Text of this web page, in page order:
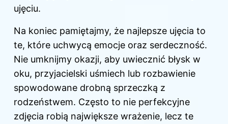
ujęciu.
Na koniec pamiętajmy, że najlepsze ujęcia to
te, które uchwycą emocje oraz serdeczność.
Nie umknijmy okazji, aby uwiecznić błysk w
oku, przyjacielski uśmiech lub rozbawienie
spowodowane drobną sprzeczką z
rodzeństwem. Często to nie perfekcyjne
zdjęcia robią największe wrażenie, lecz te